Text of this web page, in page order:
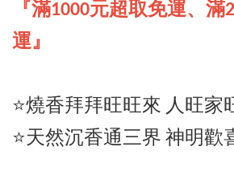
『滿1000元超取免運、滿
運』
⭐️燒香拜拜旺旺來 人旺家
⭐️天然沉香通三界 神明歡